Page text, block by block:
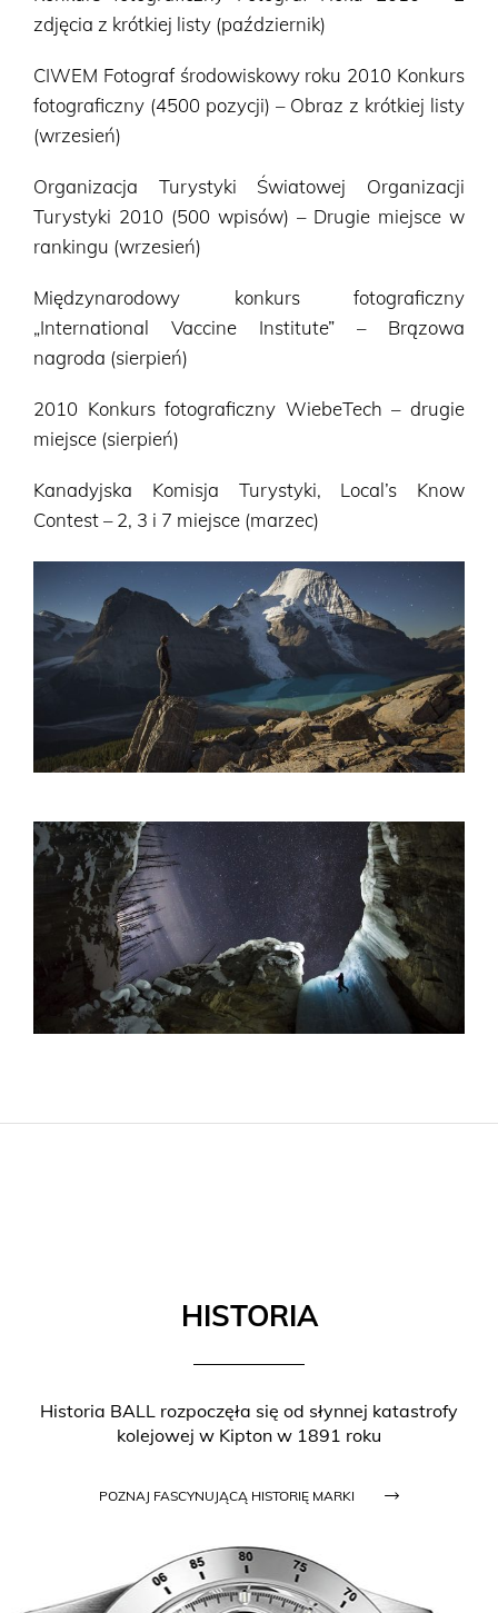
zdjęcia z krótkiej listy (październik)
CIWEM Fotograf środowiskowy roku 2010 Konkurs
fotograficzny (4500 pozycji) – Obraz z krótkiej listy
(wrzesień)
Organizacja Turystyki Światowej Organizacji
Turystyki 2010 (500 wpisów) – Drugie miejsce w
rankingu (wrzesień)
Międzynarodowy konkurs fotograficzny
„International Vaccine Institute” – Brązowa
nagroda (sierpień)
2010 Konkurs fotograficzny WiebeTech – drugie
miejsce (sierpień)
Kanadyjska Komisja Turystyki, Local’s Know
Contest – 2, 3 i 7 miejsce (marzec)
HISTORIA
Historia BALL rozpoczęła się od słynnej katastrofy
kolejowej w Kipton w 1891 roku
POZNAJ FASCYNUJĄCĄ HISTORIĘ MARKI